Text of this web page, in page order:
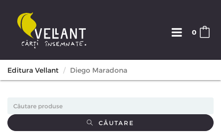
0
Editura Vellant Diego Maradona
CĂUTARE